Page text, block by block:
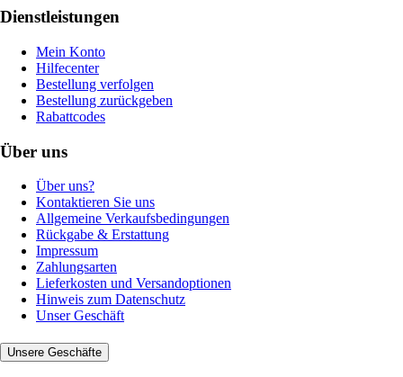
Dienstleistungen
Mein Konto
Hilfecenter
Bestellung verfolgen
Bestellung zurückgeben
Rabattcodes
Über uns
Über uns?
Kontaktieren Sie uns
Allgemeine Verkaufsbedingungen
Rückgabe & Erstattung
Impressum
Zahlungsarten
Lieferkosten und Versandoptionen
Hinweis zum Datenschutz
Unser Geschäft
Unsere Geschäfte